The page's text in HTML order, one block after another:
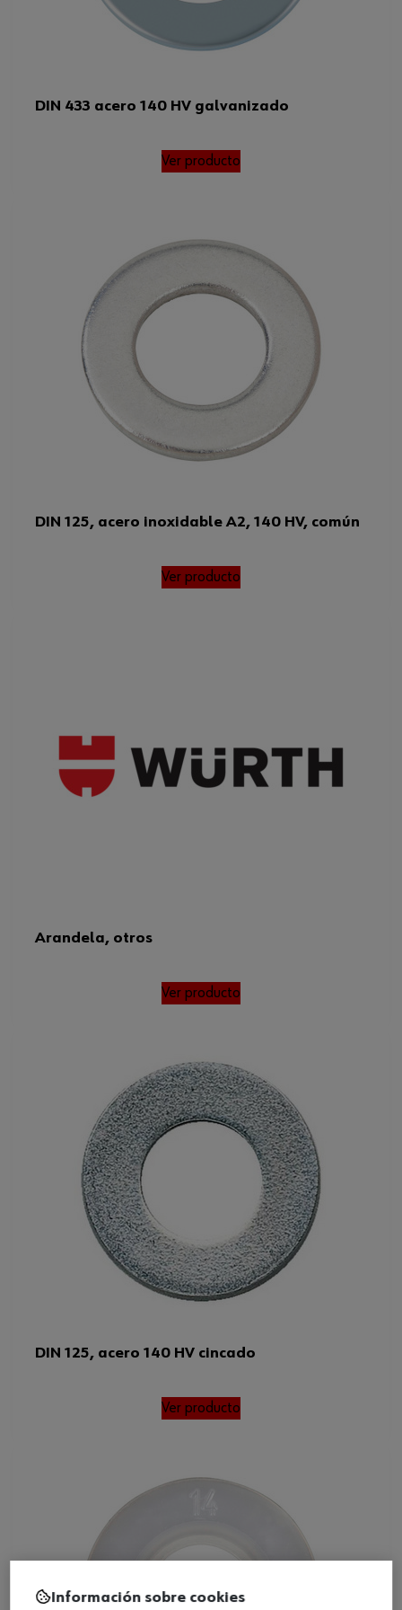
DIN 433 acero 140 HV galvanizado
Ver producto
DIN 125, acero inoxidable A2, 140 HV, común
Ver producto
Arandela, otros
Ver producto
DIN 125, acero 140 HV cincado
Ver producto
Información sobre cookies